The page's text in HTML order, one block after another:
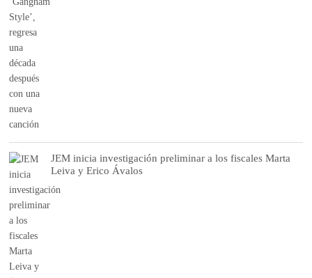
JEM inicia investigación preliminar a los fiscales Marta
Leiva y Erico Ávalos